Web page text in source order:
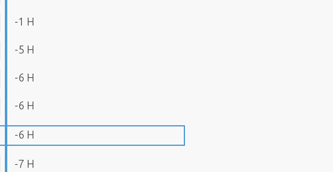
-1 H
-5 H
-6 H
-6 H
-6 H
-7 H